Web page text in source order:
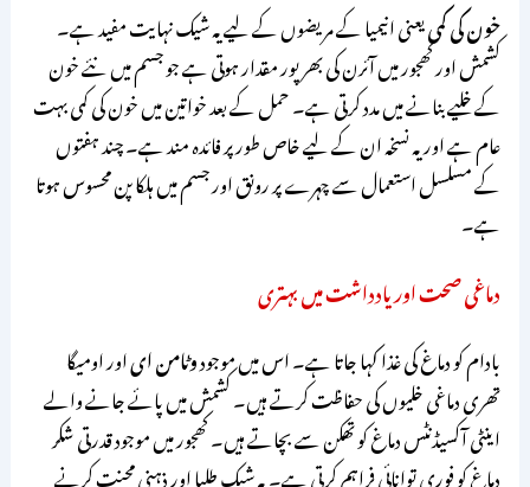
خون کی کمییعنی انیمیا کے مریضوں کے لیے یہ شیک نہایت مفید ہے۔
کشمش اور کھجور میں آئرن کی بھرپور مقدار ہوتی ہے جو جسم میں نئے خون
کے خلیے بنانے میں مدد کرتی ہے۔ حمل کے بعد خواتین میں خون کی کمی بہت
عام ہے اور یہ نسخہ ان کے لیے خاص طور پر فائدہ مند ہے۔ چند ہفتوں
کے مسلسل استعمال سے چہرے پر رونق اور جسم میں ہلکا پن محسوس ہوتا
ہے۔
دماغی صحت اور یادداشت میں بہتری
بادام کو دماغ کی غذا کہا جاتا ہے۔ اس میں موجودوٹامن ایاور اومیگا
تھری دماغی خلیوں کی حفاظت کرتے ہیں۔ کشمش میں پائے جانے والے
اینٹی آکسیڈنٹس دماغ کو تھکن سے بچاتے ہیں۔ کھجور میں موجود قدرتی شکر
دماغ کو فوری توانائی فراہم کرتی ہے۔ یہ شیک طلبا اور ذہنی محنت کرنے